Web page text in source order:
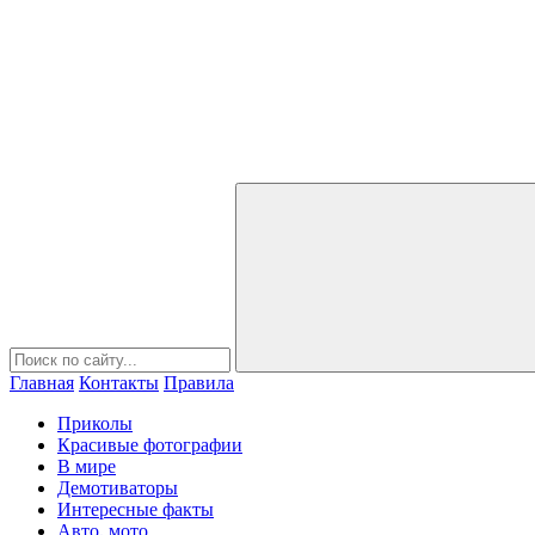
Главная Контакты Правила
Приколы
Красивые фотографии
В мире
Демотиваторы
Интересные факты
Авто, мото